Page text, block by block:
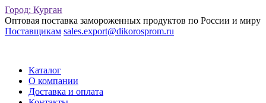
Город: Курган
Оптовая поставка замороженных продуктов по России и миру
Поставщикам sales.export@dikorosprom.ru
Каталог
О компании
Доставка и оплата